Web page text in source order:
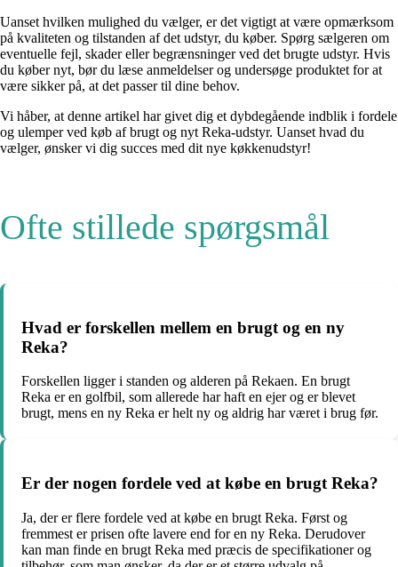
Uanset hvilken mulighed du vælger, er det vigtigt at være opmærksom
på kvaliteten og tilstanden af det udstyr, du køber. Spørg sælgeren om
eventuelle fejl, skader eller begrænsninger ved det brugte udstyr. Hvis
du køber nyt, bør du læse anmeldelser og undersøge produktet for at
være sikker på, at det passer til dine behov.
Vi håber, at denne artikel har givet dig et dybdegående indblik i fordele
og ulemper ved køb af brugt og nyt Reka-udstyr. Uanset hvad du
vælger, ønsker vi dig succes med dit nye køkkenudstyr!
Ofte stillede spørgsmål
Hvad er forskellen mellem en brugt og en ny
Reka?
Forskellen ligger i standen og alderen på Rekaen. En brugt
Reka er en golfbil, som allerede har haft en ejer og er blevet
brugt, mens en ny Reka er helt ny og aldrig har været i brug før.
Er der nogen fordele ved at købe en brugt Reka?
Ja, der er flere fordele ved at købe en brugt Reka. Først og
fremmest er prisen ofte lavere end for en ny Reka. Derudover
kan man finde en brugt Reka med præcis de specifikationer og